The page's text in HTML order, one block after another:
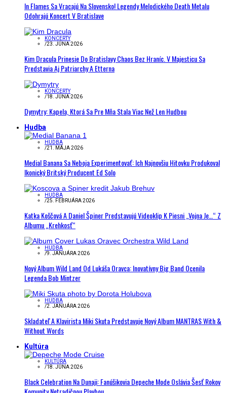
In Flames Sa Vracajú Na Slovensko! Legendy Melodického Death Metalu
Odohrajú Koncert V Bratislave
KONCERTY
/23. JÚNA 2026
Kim Dracula Prinesie Do Bratislavy Chaos Bez Hraníc. V Majesticu Sa
Predstavia Aj Patriarchy A Etterna
KONCERTY
/18. JÚNA 2026
Dymytry: Kapela, Ktorá Sa Pre Mňa Stala Viac Než Len Hudbou
Hudba
HUDBA
/21. MÁJA 2026
Medial Banana Sa Neboja Experimentovať: Ich Najnovšiu Hitovku Produkoval
Ikonický Britský Producent Ed Solo
HUDBA
/25. FEBRUÁRA 2026
Katka Koščová A Daniel Špiner Predstavujú Videoklip K Piesni „Vojna Je…“ Z
Albumu „Krehkosť“
HUDBA
/9. JANUÁRA 2026
Nový Album Wild Land Od Lukáša Oravca: Inovatívny Big Band Ocenila
Legenda Bob Mintzer
HUDBA
/2. JANUÁRA 2026
Skladateľ A Klavirista Miki Skuta Predstavuje Nový Album MANTRAS With &
Without Words
Kultúra
KULTÚRA
/18. JÚNA 2026
Black Celebration Na Dunaji: Fanúšikovia Depeche Mode Oslávia Šesť Rokov